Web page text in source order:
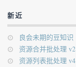
新近
良会未期的豆知识
资源合并批处理 v2
资源列表批处理 v4